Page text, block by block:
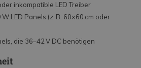
inkompatible LED Treiber
LED Panels (z. B. 60×60 cm oder
die 36–42 V DC benötigen